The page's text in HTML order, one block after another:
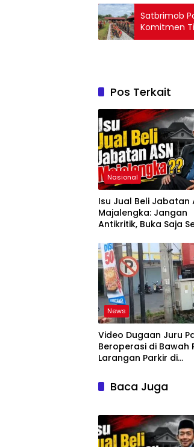
Satbrimob
Komitmen
Pos Terkait
Nasional
Isu Jual Beli Jabatan
Majalengka: Jangan
Antikritik, Buka Saja
Jabatan kepada
Aceng Syamsul Hadie,
MM. Ketua Dewan
Pusat ASWIN
News
Video Dugaan Juru
Beroperasi di Bawah
Larangan Parkir di
Warganet Soroti
Pelanggaran
Baca Juga